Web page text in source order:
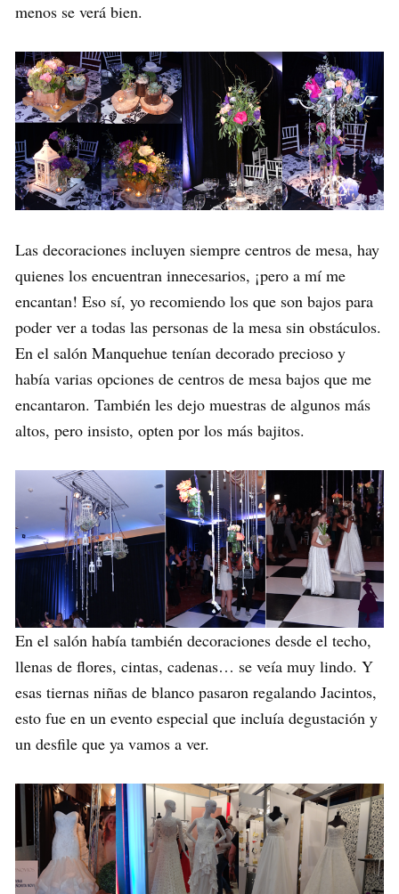
menos se verá bien.
Las decoraciones incluyen siempre centros de mesa, hay
quienes los encuentran innecesarios, ¡pero a mí me
encantan! Eso sí, yo recomiendo los que son bajos para
poder ver a todas las personas de la mesa sin obstáculos.
En el salón Manquehue tenían decorado precioso y
había varias opciones de centros de mesa bajos que me
encantaron. También les dejo muestras de algunos más
altos, pero insisto, opten por los más bajitos.
En el salón había también decoraciones desde el techo,
llenas de flores, cintas, cadenas… se veía muy lindo. Y
esas tiernas niñas de blanco pasaron regalando Jacintos,
esto fue en un evento especial que incluía degustación y
un desfile que ya vamos a ver.